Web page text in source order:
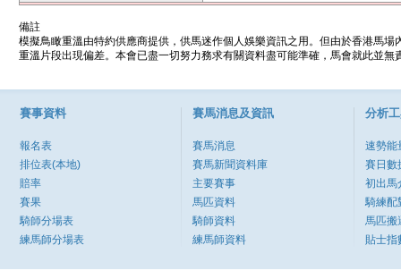
備註
模擬鳥瞰重溫由特約供應商提供，供馬迷作個人娛樂資訊之用。但由於香港馬
重溫片段出現偏差。本會已盡一切努力務求有關資料盡可能準確，馬會就此並
賽事資料
報名表
排位表(本地)
賠率
賽果
騎師分場表
練馬師分場表
賽馬消息及資訊
賽馬消息
賽馬新聞資料庫
主要賽事
馬匹資料
騎師資料
練馬師資料
分析
速勢能
賽日數
初出馬
騎練配
馬匹搬
貼士指